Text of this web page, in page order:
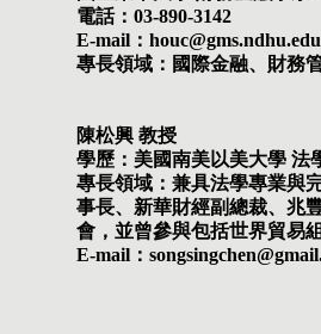
電話：03-890-3142
E-mail：
專長領域：國際金融、財務
陳松興 教授
學歷：美國南美以美大學 法
專長領域：兼具法學專業與
事長、新華財經副總裁、兆
會，並曾參與包括世界貿易
E-mail：